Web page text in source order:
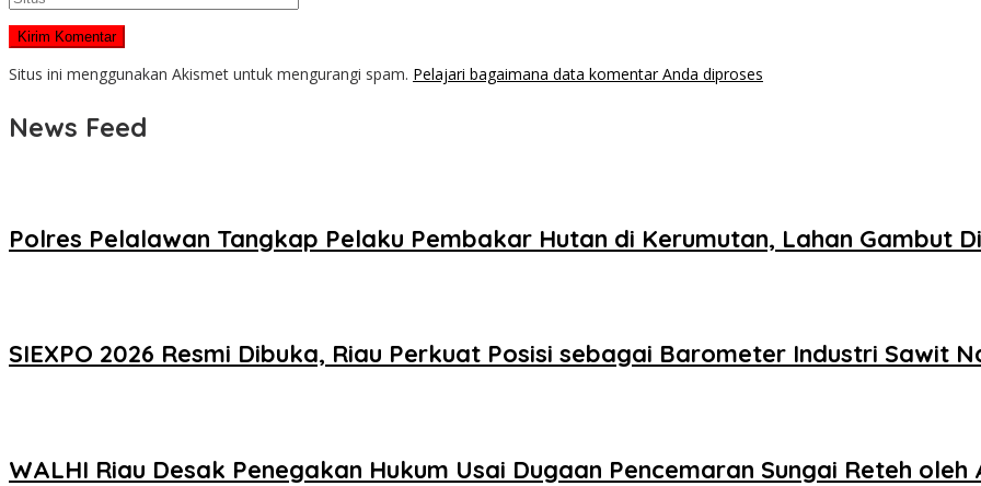
Situs ini menggunakan Akismet untuk mengurangi spam. Pelajari bagaimana data komentar Anda diproses
News Feed
Polres Pelalawan Tangkap Pelaku Pembakar Hutan di Kerumutan, Lahan Gambut
SIEXPO 2026 Resmi Dibuka, Riau Perkuat Posisi sebagai Barometer Industri Sawit
WALHI Riau Desak Penegakan Hukum Usai Dugaan Pencemaran Sungai Reteh